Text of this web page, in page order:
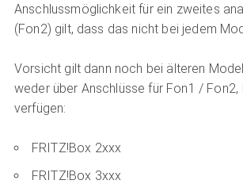
Anschlussmöglichkeit für ein zweites
(Fon2) gilt, dass das nicht bei jedem
Vorsicht gilt dann noch bei älteren
weder über Anschlüsse für Fon1 / Fon2,
verfügen:
FRITZ!Box 2xxx
FRITZ!Box 3xxx